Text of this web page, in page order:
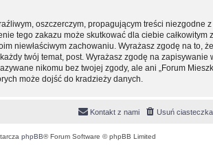
oszczerczym, propagującym treści niezgodne
tego zakazu może skutkować dla ciebie całkowitym
niewłaściwym zachowaniu. Wyrażasz zgodę na to,
twój temat, post. Wyrażasz zgodę na zapisywanie
nikomu bez twojej zgody, ale ani „Forum
może dojść do kradzieży danych.
Usuń
Kontakt z nami
phpBB® Forum Software © phpBB Limited